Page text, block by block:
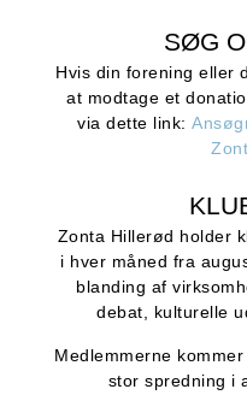
SØG
Hvis din forening eller
at modtage et
via dette link:
Zonta Hillerød holder
i hver måned fra
blanding af
debat, kulturelle
Medlemmerne
stor spredning i